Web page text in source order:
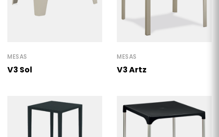
MESAS
V3 Sol
MESAS
V3 Artz